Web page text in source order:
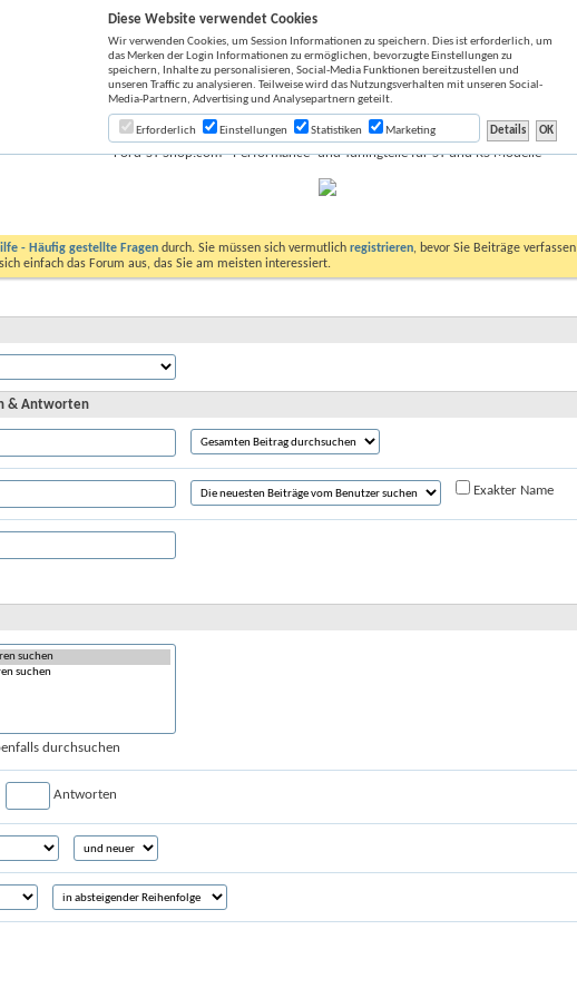
Ford-ST-Shop.com - Performance- und Tuningteile für ST und RS Modelle
- Häufig gestellte Fragen durch. Sie müssen sich vermutlich registrieren, bevor Sie Beiträge
einfach das Forum aus, das Sie am meisten interessiert.
& Antworten
Exakter Name
durchsuchen
Antworten
Diese Website verwendet Cookies
Wir verwenden Cookies, um Session Informationen zu speichern. Dies ist erforderlich, um
das Merken der Login Informationen zu ermöglichen, bevorzugte Einstellungen zu
speichern, Inhalte zu personalisieren, Social-Media Funktionen bereitzustellen und
unseren Traffic zu analysieren. Teilweise wird das Nutzungsverhalten mit unseren Social-
Media-Partnern, Advertising und Analysepartnern geteilt.
Erforderlich Einstellungen Statistiken Marketing